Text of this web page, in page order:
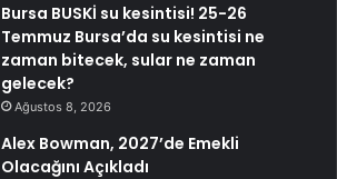
Bursa BUSKİ su kesintisi! 25-26
Temmuz Bursa’da su kesintisi ne
zaman bitecek, sular ne zaman
gelecek?
Ağustos 8, 2026
Alex Bowman, 2027’de Emekli
Olacağını Açıkladı